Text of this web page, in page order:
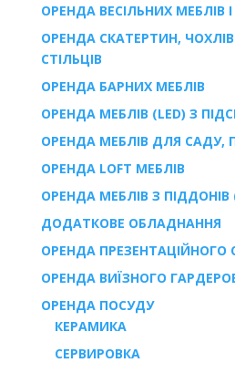
ОРЕНДА ВЕСІЛЬНИХ МЕБЛІВ
ОРЕНДА СКАТЕРТИН,
СТІЛЬЦІВ
ОРЕНДА БАРНИХ МЕБЛІВ
ОРЕНДА МЕБЛІВ (LED) З
ОРЕНДА МЕБЛІВ ДЛЯ САДУ,
ОРЕНДА LOFT МЕБЛІВ
ОРЕНДА МЕБЛІВ З ПІДДОНІВ
ДОДАТКОВЕ ОБЛАДНАННЯ
ОРЕНДА
ОРЕНДА ВИЇЗНОГО
ОРЕНДА ПОСУДУ
КЕРАМИКА
СЕРВИРОВКА